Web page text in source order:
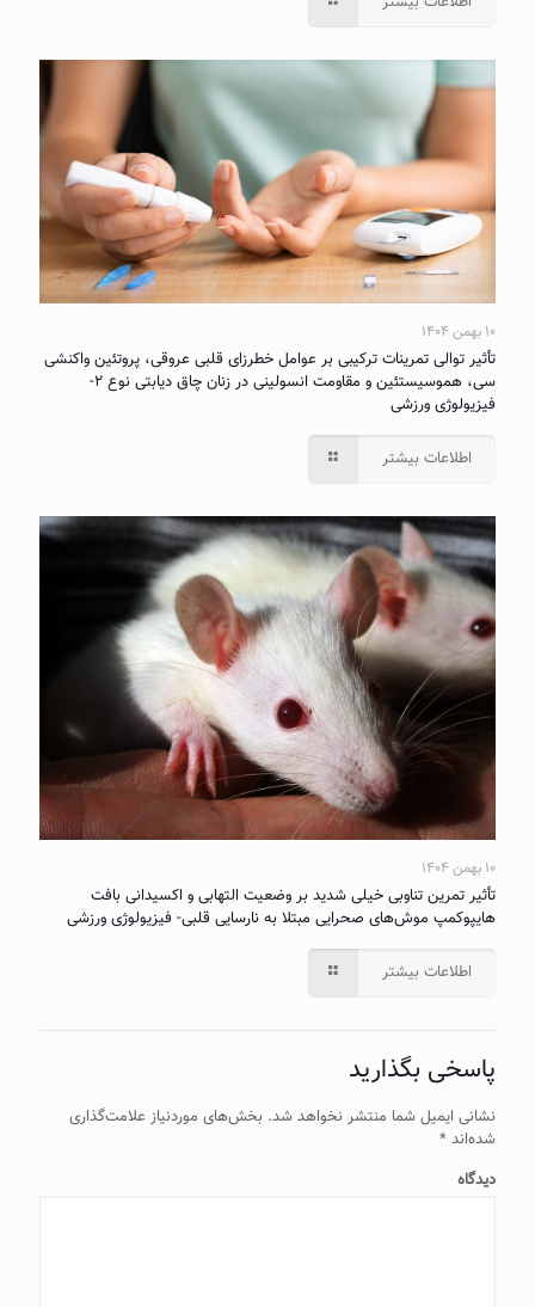
۱۰ بهمن ۱۴۰۴
تأثیر توالی تمرینات ترکیبی بر عوامل خطرزای قلبی عروقی، پروتئین واکنشی
سی، هموسیستئین و مقاومت انسولینی در زنان چاق دیابتی نوع ۲-
فیزیولوژی ورزشی
اطلاعات بیشتر
۱۰ بهمن ۱۴۰۴
تأثیر تمرین تناوبی خیلی شدید بر وضعیت التهابی و اکسیدانی بافت
هایپوکمپ موش‌های صحرایی مبتلا به نارسایی قلبی- فیزیولوژی ورزشی
اطلاعات بیشتر
پاسخی بگذارید
نشانی ایمیل شما منتشر نخواهد شد. بخش‌های موردنیاز علامت‌گذاری
شده‌اند *
دیدگاه